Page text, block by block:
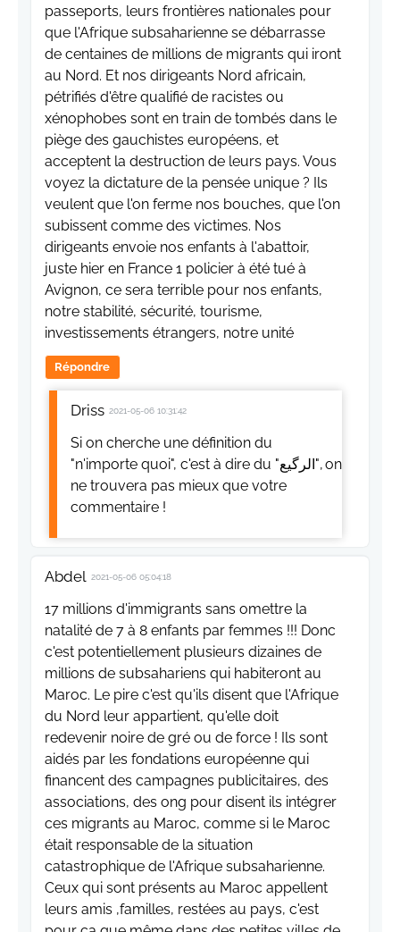
passeports, leurs frontières nationales pour
que l'Afrique subsaharienne se débarrasse
de centaines de millions de migrants qui iront
au Nord. Et nos dirigeants Nord africain,
pétrifiés d'être qualifié de racistes ou
xénophobes sont en train de tombés dans le
piège des gauchistes européens, et
acceptent la destruction de leurs pays. Vous
voyez la dictature de la pensée unique ? Ils
veulent que l'on ferme nos bouches, que l'on
subissent comme des victimes. Nos
dirigeants envoie nos enfants à l'abattoir,
juste hier en France 1 policier à été tué à
Avignon, ce sera terrible pour nos enfants,
notre stabilité, sécurité, tourisme,
investissements étrangers, notre unité
Répondre
Driss 2021-05-06 10:31:42
Si on cherche une définition du
"n'importe quoi", c'est à dire du "الرگيع", on
ne trouvera pas mieux que votre
commentaire !
Abdel 2021-05-06 05:04:18
17 millions d'immigrants sans omettre la
natalité de 7 à 8 enfants par femmes !!! Donc
c'est potentiellement plusieurs dizaines de
millions de subsahariens qui habiteront au
Maroc. Le pire c'est qu'ils disent que l'Afrique
du Nord leur appartient, qu'elle doit
redevenir noire de gré ou de force ! Ils sont
aidés par les fondations européenne qui
financent des campagnes publicitaires, des
associations, des ong pour disent ils intégrer
ces migrants au Maroc, comme si le Maroc
était responsable de la situation
catastrophique de l'Afrique subsaharienne.
Ceux qui sont présents au Maroc appellent
leurs amis ,familles, restées au pays, c'est